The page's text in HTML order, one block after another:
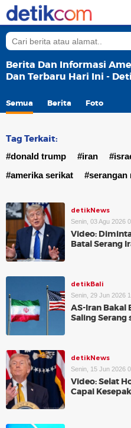
Berita Dan Informasi
Dan Terbaru Hari Ini -
Semua Berita Foto
Tag Terkait:
#donald trump #iran
#amerika serikat
#serangan
detikNews
Senin, 03 Agu 2026
Video:
Batal Serang
detikBali
Senin, 29 Jun 2026
AS-Iran Bakal
Saling Serang
detikNews
Senin, 15 Jun 2026
Video: Selat
Capai